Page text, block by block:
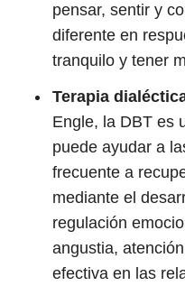
pensar, sentir y
diferente en
tranquilo y tener
Terapia
Engle, la DBT es
puede ayudar a
frecuente a
mediante el
regulación
angustia,
efectiva en las